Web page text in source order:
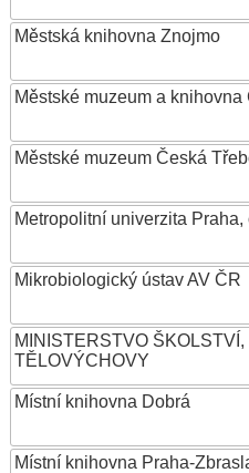
Městská knihovna Znojmo
Městské muzeum a knihovna
Městské muzeum Česká
Metropolitní univerzita Praha,
Mikrobiologický ústav AV ČR
MINISTERSTVO
TĚLOVÝCHOVY
Místní knihovna Dobrá
Místní knihovna Praha-